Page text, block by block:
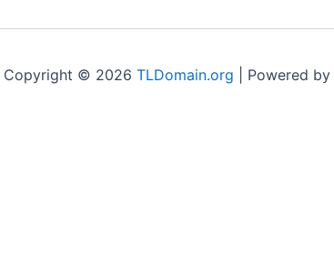
Copyright © 2026 TLDomain.org | Powered by